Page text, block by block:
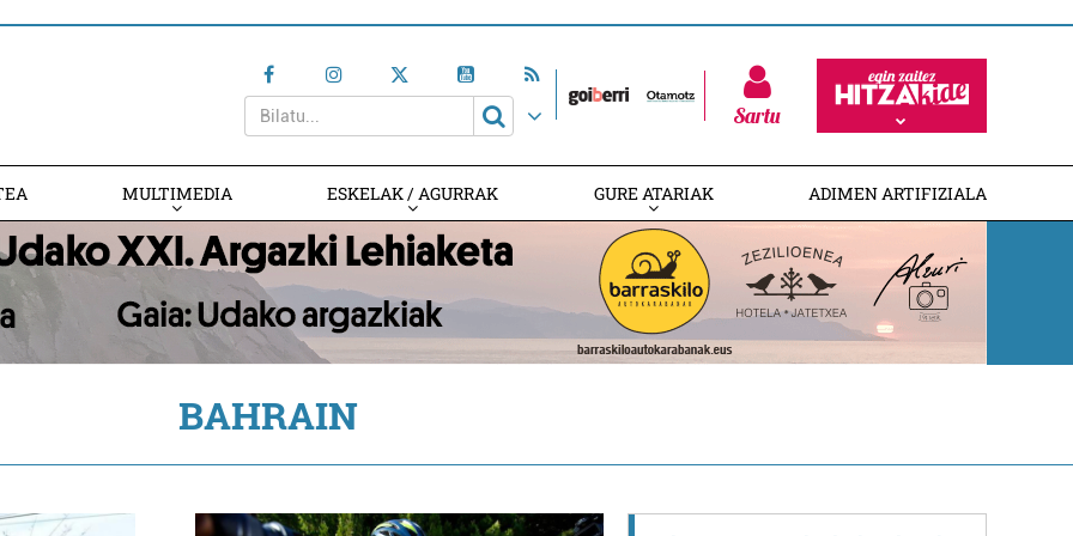
Sartu
MULTIMEDIA ESKELAK / AGURRAK GURE ATARIAK ADIMEN ARTIFIZIALA
BAHRAIN